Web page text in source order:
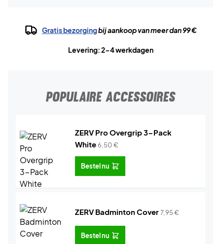
Gratis bezorgingbij aankoop van meer dan 99 €
Levering: 2-4 werkdagen
POPULAIRE ACCESSOIRES
ZERV Pro Overgrip 3-Pack
White6,50€
Bestel nu
ZERV Badminton Cover7,95€
Bestel nu